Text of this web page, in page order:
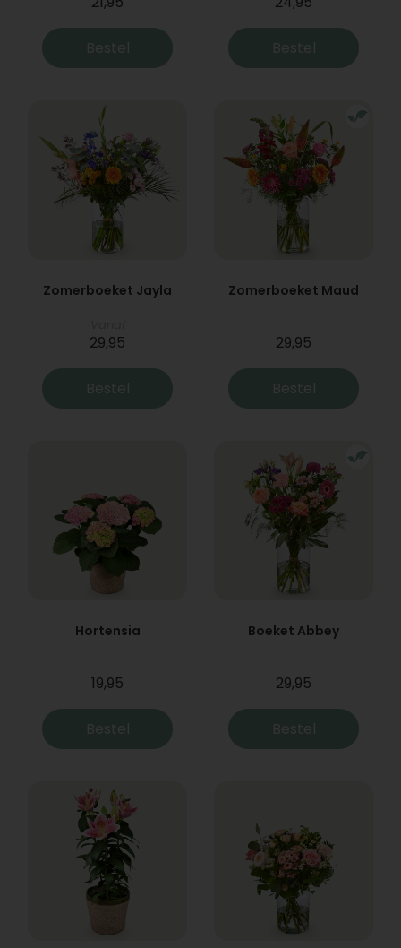
Bestel Bestel
Zomerboeket Jayla
29,95
Bestel
Zomerboeket Maud
29,95
Bestel
Hortensia
19,95
Bestel
Boeket Abbey
29,95
Bestel